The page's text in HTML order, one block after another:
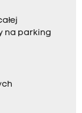
na parking